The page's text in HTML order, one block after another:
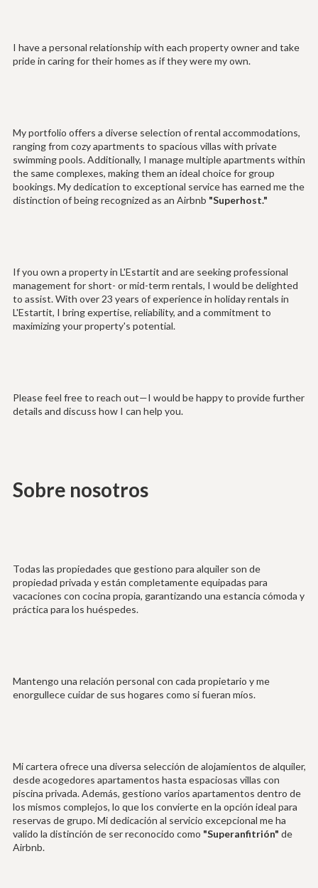
I have a personal relationship with each property owner and take
pride in caring for their homes as if they were my own.
My portfolio offers a diverse selection of rental accommodations,
ranging from cozy apartments to spacious villas with private
swimming pools. Additionally, I manage multiple apartments within
the same complexes, making them an ideal choice for group
bookings. My dedication to exceptional service has earned me the
distinction of being recognized as an Airbnb "Superhost."
If you own a property in L'Estartit and are seeking professional
management for short- or mid-term rentals, I would be delighted
to assist. With over 23 years of experience in holiday rentals in
L'Estartit, I bring expertise, reliability, and a commitment to
maximizing your property's potential.
Please feel free to reach out—I would be happy to provide further
details and discuss how I can help you.
Sobre nosotros
Todas las propiedades que gestiono para alquiler son de
propiedad privada y están completamente equipadas para
vacaciones con cocina propia, garantizando una estancia cómoda y
práctica para los huéspedes.
Mantengo una relación personal con cada propietario y me
enorgullece cuidar de sus hogares como si fueran míos.
Mi cartera ofrece una diversa selección de alojamientos de alquiler,
desde acogedores apartamentos hasta espaciosas villas con
piscina privada. Además, gestiono varios apartamentos dentro de
los mismos complejos, lo que los convierte en la opción ideal para
reservas de grupo. Mi dedicación al servicio excepcional me ha
valido la distinción de ser reconocido como "Superanfitrión" de
Airbnb.